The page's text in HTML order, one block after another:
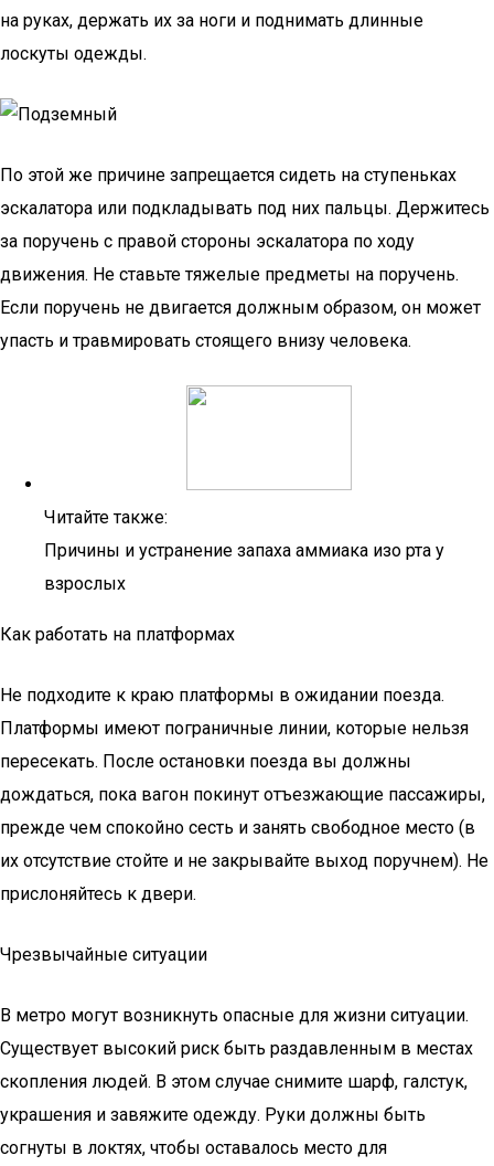
на руках, держать их за ноги и поднимать длинные
лоскуты одежды.
По этой же причине запрещается сидеть на ступеньках
эскалатора или подкладывать под них пальцы. Держитесь
за поручень с правой стороны эскалатора по ходу
движения. Не ставьте тяжелые предметы на поручень.
Если поручень не двигается должным образом, он может
упасть и травмировать стоящего внизу человека.
Читайте также:
Причины и устранение запаха аммиака изо рта у
взрослых
Как работать на платформах
Не подходите к краю платформы в ожидании поезда.
Платформы имеют пограничные линии, которые нельзя
пересекать. После остановки поезда вы должны
дождаться, пока вагон покинут отъезжающие пассажиры,
прежде чем спокойно сесть и занять свободное место (в
их отсутствие стойте и не закрывайте выход поручнем). Не
прислоняйтесь к двери.
Чрезвычайные ситуации
В метро могут возникнуть опасные для жизни ситуации.
Существует высокий риск быть раздавленным в местах
скопления людей. В этом случае снимите шарф, галстук,
украшения и завяжите одежду. Руки должны быть
согнуты в локтях, чтобы оставалось место для